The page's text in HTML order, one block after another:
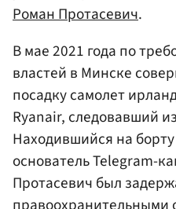
Роман Протасевич.
В мае 2021 года по
властей в Минске
посадку самолет
Ryanair, следовавший
Находившийся на
основатель Telegram-
Протасевич был